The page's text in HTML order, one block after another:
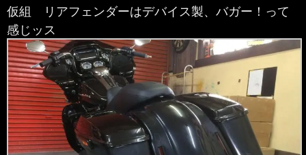
仮組 リアフェンダーはデバイス製、バガー！って
感じッス